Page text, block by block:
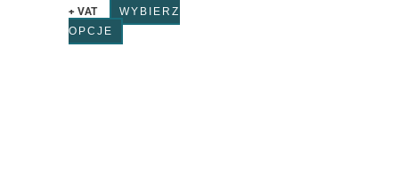
+ VAT
WYBIERZ
OPCJE